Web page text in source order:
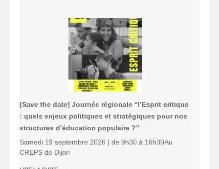
[Save the date] Journée régionale “l’Esprit critique
: quels enjeux politiques et stratégiques pour nos
structures d’éducation populaire ?”
Samedi 19 septembre 2026 | de 9h30 à 16h30Au
CREPS de Dijon